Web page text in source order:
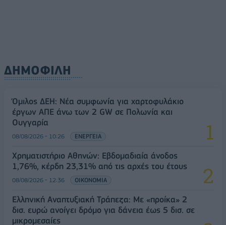
ΔΗΜΟΦΙΛΗ
Όμιλος ΔΕΗ: Νέα συμφωνία για χαρτοφυλάκιο
έργων ΑΠΕ άνω των 2 GW σε Πολωνία και
Ουγγαρία
08/08/2026 - 10:26 ΕΝΕΡΓΕΙΑ
Χρηματιστήριο Αθηνών: Εβδομαδιαία άνοδος
1,76%, κέρδη 23,31% από τις αρχές του έτους
08/08/2026 - 12:36 ΟΙΚΟΝΟΜΙΑ
Ελληνική Αναπτυξιακή Τράπεζα: Με «προίκα» 2
δισ. ευρώ ανοίγει δρόμο για δάνεια έως 5 δισ. σε
μικρομεσαίες